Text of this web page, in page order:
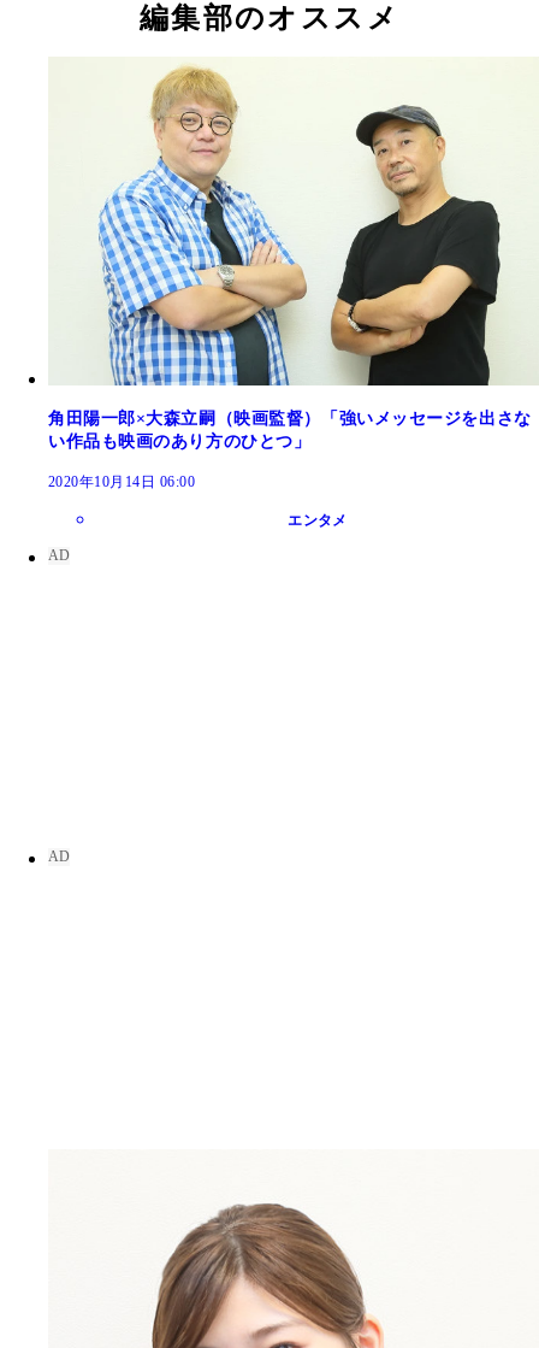
編集部のオススメ
角田陽一郎×大森立嗣（映画監督）「強いメッセージを出さな
い作品も映画のあり方のひとつ」
2020年10月14日 06:00
エンタメ